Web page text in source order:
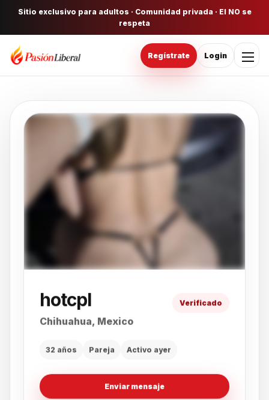
Sitio exclusivo para adultos · Comunidad privada · El NO se
respeta
Regístrate Login
hotcpl
Chihuahua, Mexico
Verificado
32 años Pareja Activo ayer
Enviar mensaje